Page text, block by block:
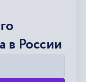
в России